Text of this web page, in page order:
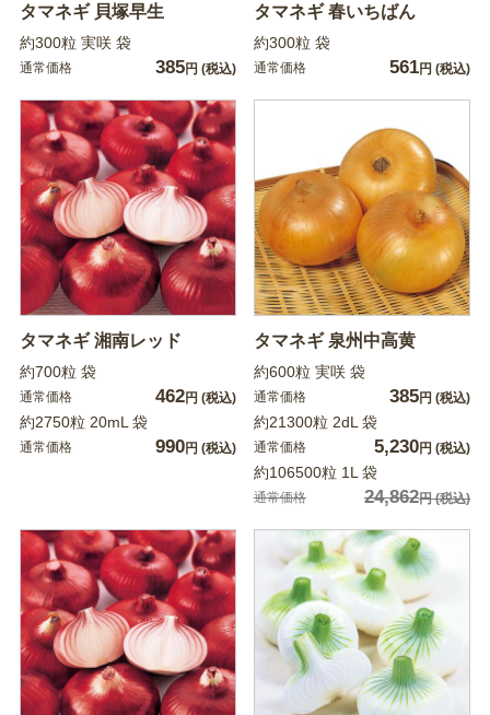
タマネギ 貝塚早生
約300粒 実咲 袋
通常価格 385円 (税込)
タマネギ 春いちばん
約300粒 袋
通常価格 561円 (税込)
タマネギ 湘南レッド
約700粒 袋
通常価格 462円 (税込)
約2750粒 20mL 袋
通常価格 990円 (税込)
タマネギ 泉州中高黄
約600粒 実咲 袋
通常価格 385円 (税込)
約21300粒 2dL 袋
通常価格 5,230円 (税込)
約106500粒 1L 袋
通常価格 24,862円(税込)